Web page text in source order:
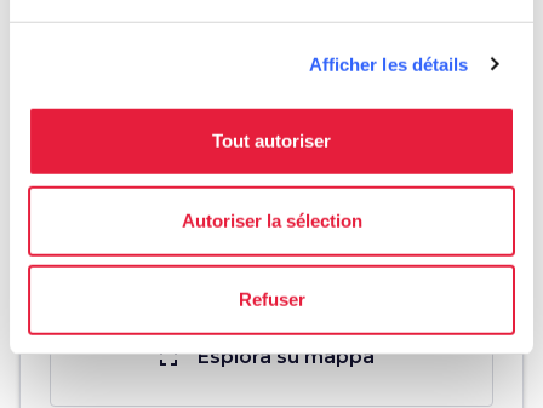
Afficher les détails
Tout autoriser
Autoriser la sélection
Refuser
fullscreen Esplora su mappa